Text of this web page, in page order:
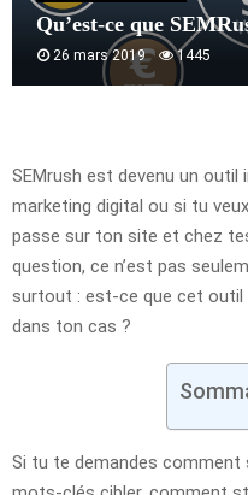
Qu’est-ce que
26 mars 2019 1445
SEMrush est devenu un outil
marketing digital ou si tu
passe sur ton site et chez
question, ce n’est pas
surtout : est-ce que cet outil
dans ton cas ?
Si tu te demandes comment